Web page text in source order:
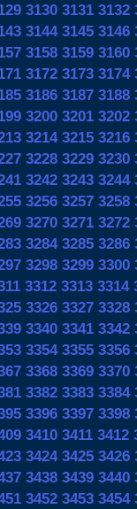
3130 3131 3132
3144 3145 3146
3158 3159 3160
3172 3173 3174
3186 3187 3188
3200 3201 3202
3214 3215 3216
3228 3229 3230
3242 3243 3244
3256 3257 3258
3270 3271 3272
3284 3285 3286
3298 3299 3300
3312 3313 3314
3326 3327 3328
3340 3341 3342
3354 3355 3356
3368 3369 3370
3382 3383 3384
3396 3397 3398
3410 3411 3412
3424 3425 3426
3438 3439 3440
3452 3453 3454